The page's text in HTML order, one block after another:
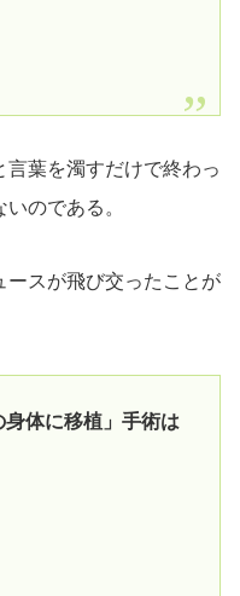
葉を濁すだけで終わっ
のである。
ースが飛び交ったことが
体に移植」手術は